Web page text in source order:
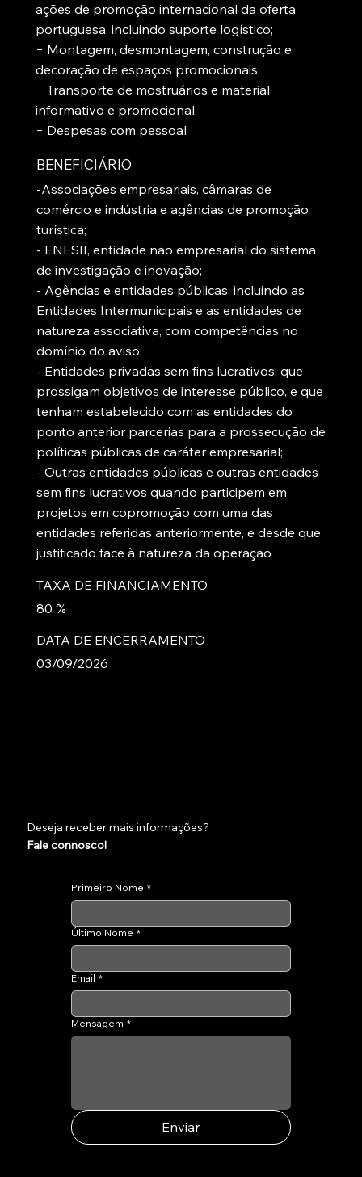
ações de promoção internacional da oferta
portuguesa, incluindo suporte logístico;
− Montagem, desmontagem, construção e
decoração de espaços promocionais;
− Transporte de mostruários e material
informativo e promocional.
− Despesas com pessoal
BENEFICIÁRIO
-Associações empresariais, câmaras de
comércio e indústria e agências de promoção
turística;
- ENESII, entidade não empresarial do sistema
de investigação e inovação;
- Agências e entidades públicas, incluindo as
Entidades Intermunicipais e as entidades de
natureza associativa, com competências no
domínio do aviso;
- Entidades privadas sem fins lucrativos, que
prossigam objetivos de interesse público, e que
tenham estabelecido com as entidades do
ponto anterior parcerias para a prossecução de
políticas públicas de caráter empresarial;
- Outras entidades públicas e outras entidades
sem fins lucrativos quando participem em
projetos em copromoção com uma das
entidades referidas anteriormente, e desde que
justificado face à natureza da operação
TAXA DE FINANCIAMENTO
80 %
DATA DE ENCERRAMENTO
03/09/2026
Deseja receber mais informações?
Fale connosco!
Primeiro Nome *
Último Nome *
Email *
Mensagem *
Enviar